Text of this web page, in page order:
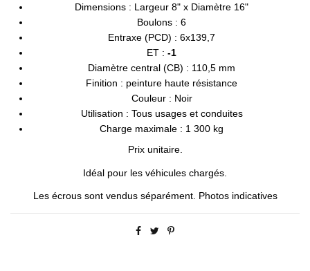
Dimensions : Largeur 8" x Diamètre 16"
Boulons : 6
Entraxe (PCD) : 6x139,7
ET :-1
Diamètre central (CB) : 110,5 mm
Finition : peinture haute résistance
Couleur : Noir
Utilisation : Tous usages et conduites
Charge maximale : 1 300 kg
Prix unitaire.
Idéal pour les véhicules chargés.
Les écrous sont vendus séparément. Photos indicatives